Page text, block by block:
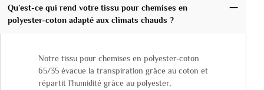
Qu’est-ce qui rend votre tissu pour chemises en
polyester-coton adapté aux climats chauds ?
Notre tissu pour chemises en polyester-coton
65/35 évacue la transpiration grâce au coton et
répartit l’humidité grâce au polyester,